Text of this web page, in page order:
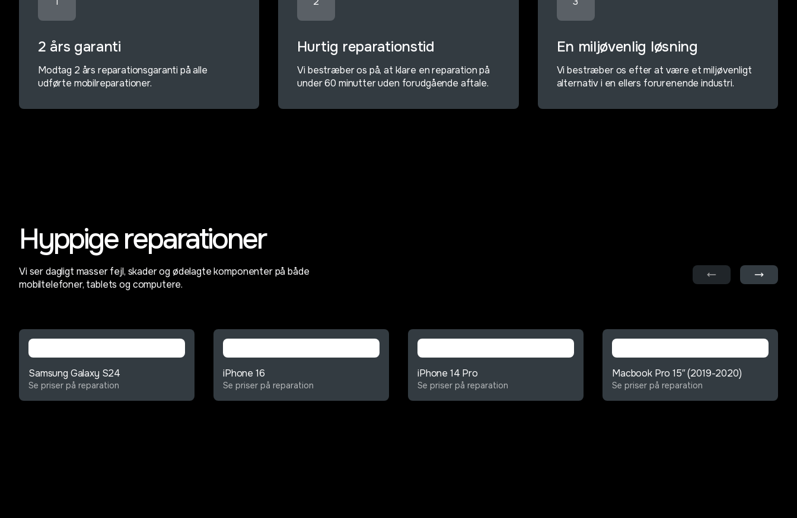
2 års garanti
Modtag 2 års reparationsgaranti på alle
udførte mobilreparationer.
Hurtig reparationstid
Vi bestræber os på, at klare en reparation på
under 60 minutter uden forudgående aftale.
En miljøvenlig løsning
Vi bestræber os efter at være et miljøvenligt
alternativ i en ellers forurenende industri.
Hyppige reparationer
Vi ser dagligt masser fejl, skader og ødelagte komponenter på både
mobiltelefoner, tablets og computere.
Samsung Galaxy S24
Se priser på reparation
iPhone 16
Se priser på reparation
iPhone 14 Pro
Se priser på reparation
Macbook Pro 15″ (2019-2020)
Se priser på reparation